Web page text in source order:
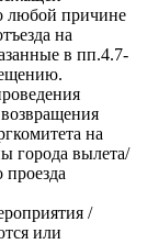
любой причине
на
в пп.4.7-
на
города вылета/
/
или